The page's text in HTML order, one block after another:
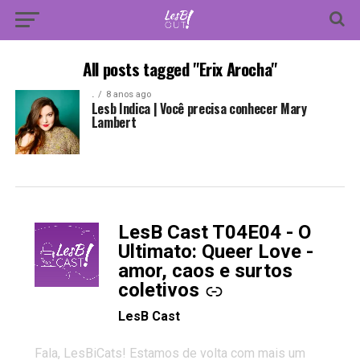
All posts tagged "Erix Arocha"
. 8 anos ago
Lesb Indica | Você precisa conhecer Mary
Lambert
LesB Cast T04E04 - O
Ultimato: Queer Love -
amor, caos e surtos
coletivos
-
LesB Cast
Fala, LesBiCats! Estamos de volta com mais um